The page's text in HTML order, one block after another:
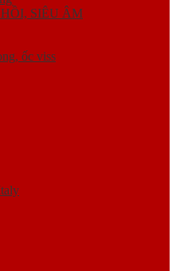
SIÊU ÂM
ốc viss